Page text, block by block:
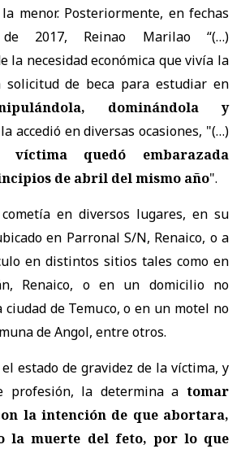
menor. Posteriormente, en fechas
2017, Reinao Marilao “(…)
la necesidad económica que vivía la
solicitud de beca para estudiar en
dominándola y
la accedió en diversas ocasiones, "(…)
quedó embarazada
de abril del mismo año".
en diversos lugares, en su
en Parronal S/N, Renaico, o a
en distintos sitios tales como en
Renaico, o en un domicilio no
de Temuco, o en un motel no
de Angol, entre otros.
estado de gravidez de la víctima, y
profesión, la determina a tomar
la intención de que abortara,
la muerte del feto, por lo que